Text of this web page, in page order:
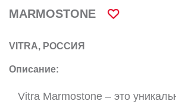
MARMOSTONE
VITRA, РОССИЯ
Описание:
Vitra Marmostone – это